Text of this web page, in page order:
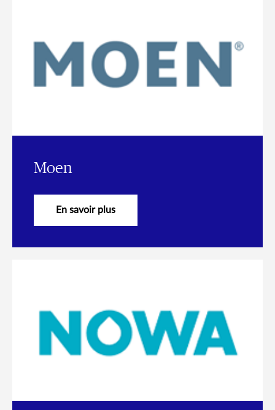
Moen
En savoir plus